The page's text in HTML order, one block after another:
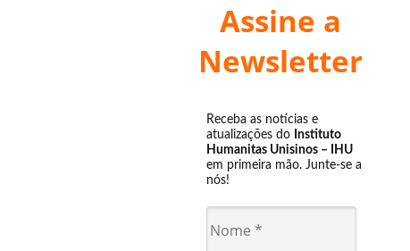
Assine a
Newsletter
Receba as notícias e
atualizações do Instituto
Humanitas Unisinos – IHU
em primeira mão. Junte-se a
nós!